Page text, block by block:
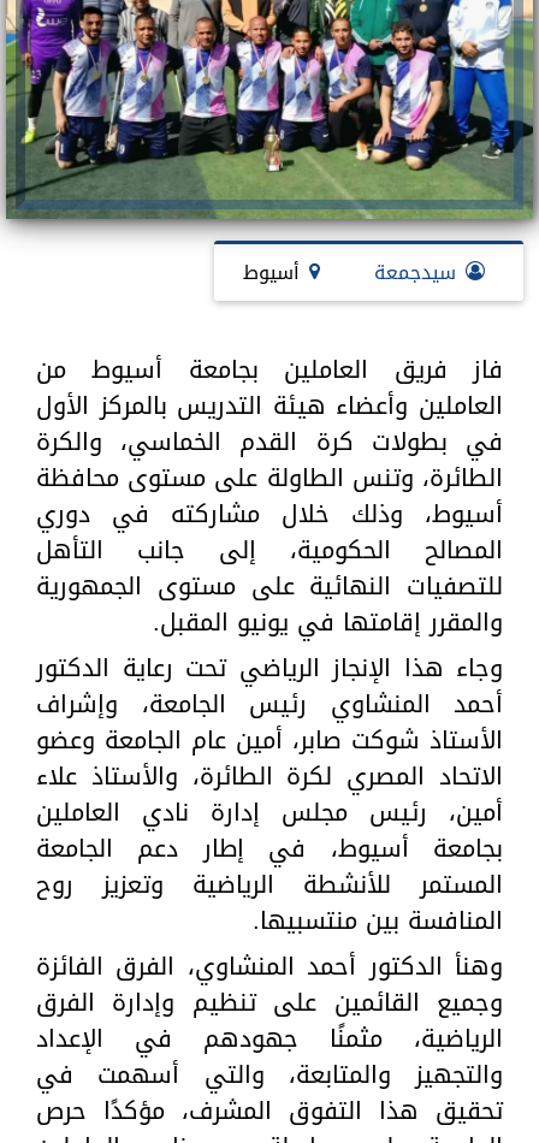
سيدجمعة أسيوط
فاز فريق العاملين بجامعة أسيوط من
العاملين وأعضاء هيئة التدريس بالمركز الأول
في بطولات كرة القدم الخماسي، والكرة
الطائرة، وتنس الطاولة على مستوى محافظة
أسيوط، وذلك خلال مشاركته في دوري
المصالح الحكومية، إلى جانب التأهل
للتصفيات النهائية على مستوى الجمهورية
والمقرر إقامتها في يونيو المقبل.
وجاء هذا الإنجاز الرياضي تحت رعاية الدكتور
أحمد المنشاوي رئيس الجامعة، وإشراف
الأستاذ شوكت صابر، أمين عام الجامعة وعضو
الاتحاد المصري لكرة الطائرة، والأستاذ علاء
أمين، رئيس مجلس إدارة نادي العاملين
بجامعة أسيوط، في إطار دعم الجامعة
المستمر للأنشطة الرياضية وتعزيز روح
المنافسة بين منتسبيها.
وهنأ الدكتور أحمد المنشاوي، الفرق الفائزة
وجميع القائمين على تنظيم وإدارة الفرق
الرياضية، مثمنًا جهودهم في الإعداد
والتجهيز والمتابعة، والتي أسهمت في
تحقيق هذا التفوق المشرف، مؤكدًا حرص